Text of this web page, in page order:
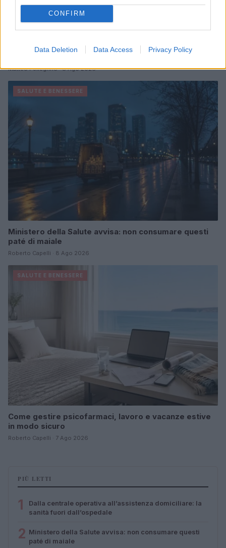
CONFIRM
Data Deletion Data Access Privacy Policy
Dalla centrale operativa all’assistenza domiciliare: la
sanità fuori dall’ospedale
Matteo Pellegrino · 8 Ago 2026
SALUTE E BENESSERE
Ministero della Salute avvisa: non consumare questi
paté di maiale
Roberto Capelli · 8 Ago 2026
SALUTE E BENESSERE
Come gestire psicofarmaci, lavoro e vacanze estive
in modo sicuro
Roberto Capelli · 7 Ago 2026
PIÙ LETTI
1
Dalla centrale operativa all’assistenza domiciliare: la
sanità fuori dall’ospedale
2 Ministero della Salute avvisa: non consumare questi
paté di maiale